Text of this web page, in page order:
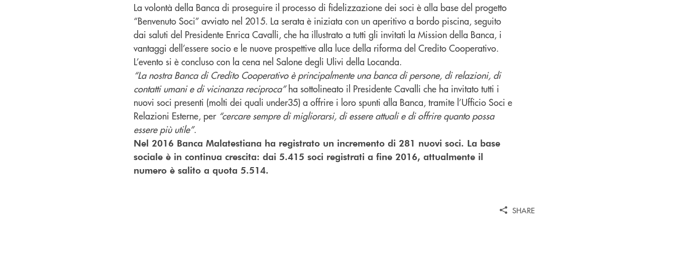
La volontà della Banca di proseguire il processo di fidelizzazione dei soci è alla base del progetto
“Benvenuto Soci” avviato nel 2015. La serata è iniziata con un aperitivo a bordo piscina, seguito
dai saluti del Presidente Enrica Cavalli, che ha illustrato a tutti gli invitati la Mission della Banca, i
vantaggi dell’essere socio e le nuove prospettive alla luce della riforma del Credito Cooperativo.
L’evento si è concluso con la cena nel Salone degli Ulivi della Locanda.
“La nostra Banca di Credito Cooperativo è principalmente una banca di persone, di relazioni, di
contatti umani e di vicinanza reciproca” ha sottolineato il Presidente Cavalli che ha invitato tutti i
nuovi soci presenti (molti dei quali under35) a offrire i loro spunti alla Banca, tramite l’Ufficio Soci e
Relazioni Esterne, per “cercare sempre di migliorarsi, di essere attuali e di offrire quanto possa
essere più utile”.
Nel 2016 Banca Malatestiana ha registrato un incremento di 281 nuovi soci. La base
sociale è in continua crescita: dai 5.415 soci registrati a fine 2016, attualmente il
numero è salito a quota 5.514.
SHARE